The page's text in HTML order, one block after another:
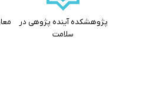
پژوهشکده آینده پژوهی در
سلامت